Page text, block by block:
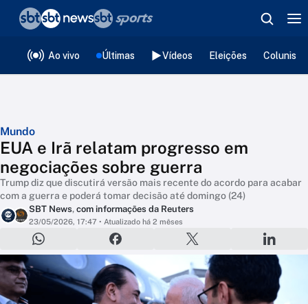
Ao vivo Últimas Vídeos Eleições
Mundo
EUA e Irã relatam progresso em
negociações sobre guerra
Trump diz que discutirá versão mais recente do acordo para acabar
com a guerra e poderá tomar decisão até domingo (24)
SBT News, com informações da Reuters
23/05/2026, 17:47 • Atualizado há 2 mêses
❮voltar
Editorias